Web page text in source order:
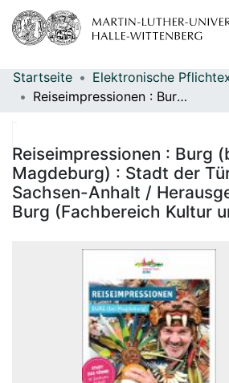
Bereiche & Sammlungen
Statistiken
Startseite
Reiseimpressionen : Burg (bei Magdeburg) : Stadt der Türme in Sachsen-Anhalt / Herausgeber: Stadt Burg (Fachbereich Kultur und Tourismus)
Reiseimpressionen : Burg
Magdeburg) : Stadt der
Sachsen-Anhalt /
Burg (Fachbereich Kultur